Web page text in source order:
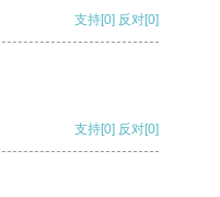
支持[0] 反对[0]
支持[0] 反对[0]